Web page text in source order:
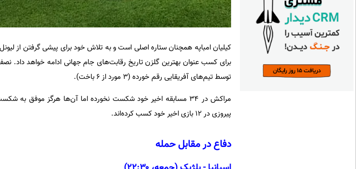
کیلیان امباپه همچنان ستاره اصلی است و به تلاش خود برای پیشی گرفتن از
برای کسب عنوان بهترین گلزن تاریخ رقابت‌های جام جهانی ادامه خواهد داد.
توسط تیم‌های آفریقایی رقم خورده (۳ مورد از ۶ باخت).
پیروزی در ۱۲ بازی اخیر خود کسب کرده‌اند.
دفاع در مقابل حمله